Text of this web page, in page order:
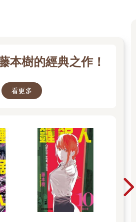
本樹的經典之作！
看更多